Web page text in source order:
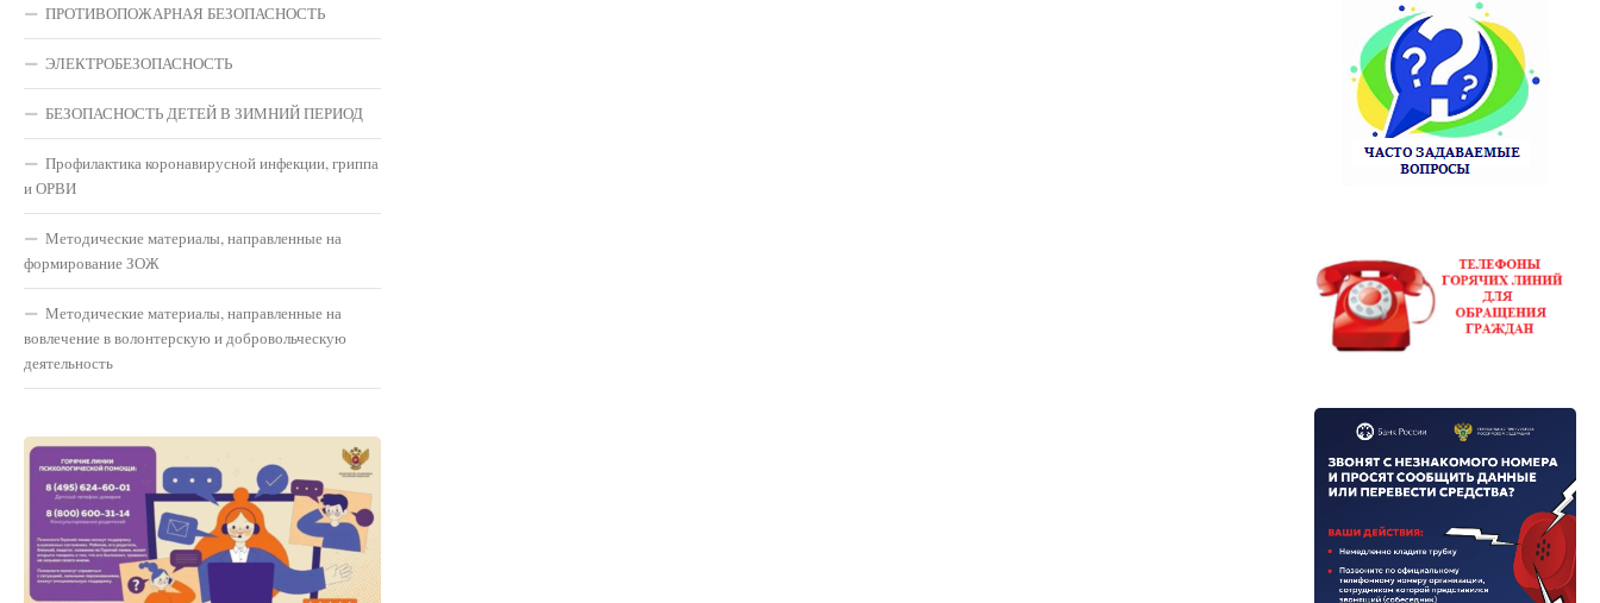
ПРОТИВОПОЖАРНАЯ БЕЗОПАСНОСТЬ
ЭЛЕКТРОБЕЗОПАСНОСТЬ
БЕЗОПАСНОСТЬ ДЕТЕЙ В ЗИМНИЙ ПЕРИОД
Профилактика коронавирусной инфекции, гриппа
и ОРВИ
Методические материалы, направленные на
формирование ЗОЖ
Методические материалы, направленные на
вовлечение в волонтерскую и добровольческую
деятельность